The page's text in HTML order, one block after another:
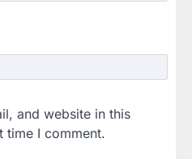
and website in this
time I comment.